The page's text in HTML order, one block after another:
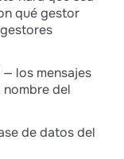
allí
qué gestor
— los mensajes
del
de datos del